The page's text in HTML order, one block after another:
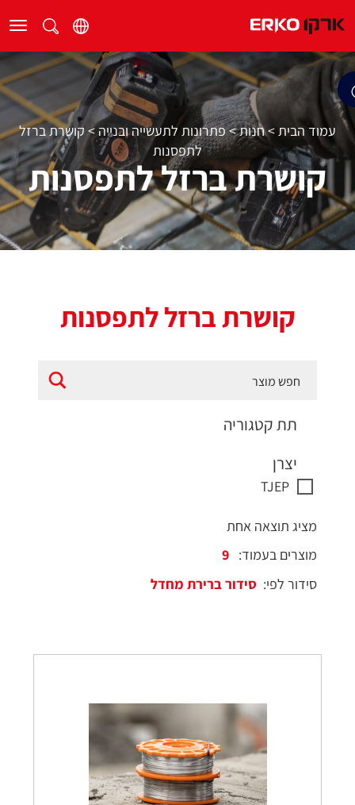
עמוד הבית >חנות>פתרונות לתעשייה ובנייה>קושרת ברזל
לתפסנות
קושרת ברזל לתפסנות
קושרת ברזל לתפסנות
מציג תוצאה אחת
מוצרים בעמוד:
סידור לפי:
תת קטגוריה
יצרן
TJEP